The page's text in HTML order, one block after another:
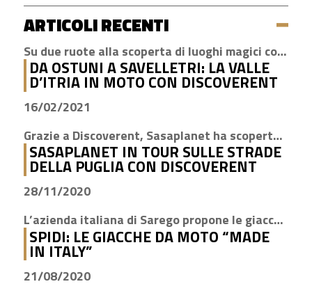
ARTICOLI RECENTI
Su due ruote alla scoperta di luoghi magici come Cisternino, Locorotondo e Alberobello
DA OSTUNI A SAVELLETRI: LA VALLE
D’ITRIA IN MOTO CON DISCOVERENT
16/02/2021
Grazie a Discoverent, Sasaplanet ha scoperto la magia della nostra amata regione
SASAPLANET IN TOUR SULLE STRADE
DELLA PUGLIA CON DISCOVERENT
28/11/2020
L’azienda italiana di Sarego propone le giacche con la tecnologia H2Out, impermeabile, antivento e traspirante
SPIDI: LE GIACCHE DA MOTO “MADE
IN ITALY”
21/08/2020